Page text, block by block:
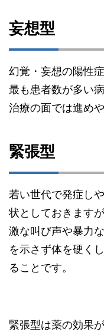
妄想型
幻覚・妄想の陽性
最も患者数が多い
治療の面では進め
緊張型
若い世代で発症し
状としておきます
激な叫び声や暴力
を示さず体を硬く
ることです。
緊張型は薬の効果